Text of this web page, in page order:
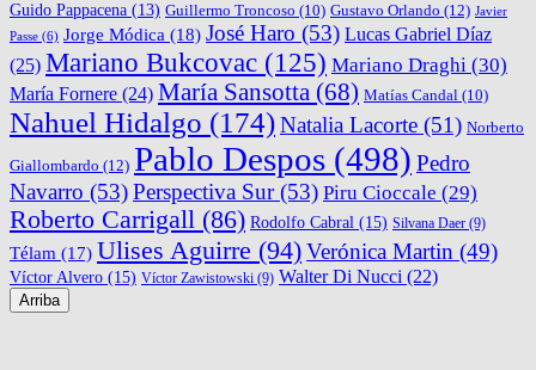
Guido Pappacena (13) Guillermo Troncoso (10) Gustavo Orlando (12) Javier
Passe (6) Jorge Módica (18) José Haro (53) Lucas Gabriel Díaz
(25) Mariano Bukcovac (125) Mariano Draghi (30)
María Fornere (24) María Sansotta (68) Matías Candal (10)
Nahuel Hidalgo (174)Natalia Lacorte (51) Norberto
Giallombardo (12) Pablo Despos (498) Pedro
Navarro (53)Perspectiva Sur(53) Piru Cioccale (29)
Roberto Carrigall (86) Rodolfo Cabral (15) Silvana Daer (9)
Télam (17) Ulises Aguirre (94)Verónica Martin (49)
Víctor Alvero (15) Víctor Zawistowski (9) Walter Di Nucci (22)
Arriba